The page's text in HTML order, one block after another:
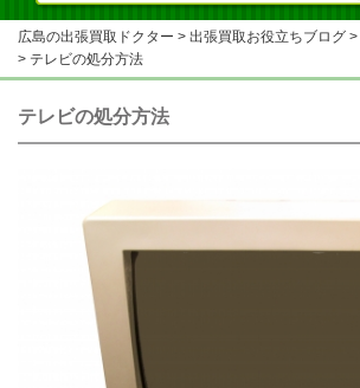
広島の出張買取ドクター > 出張買取お役立ちブログ >
> テレビの処分方法
テレビの処分方法